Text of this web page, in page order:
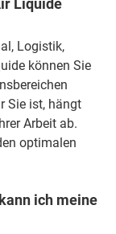
Liquide
Logistik,
können Sie
Sie ist, hängt
Arbeit ab.
optimalen
ich meine